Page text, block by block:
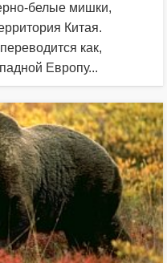
белые мишки,
Китая.
как,
Европу...